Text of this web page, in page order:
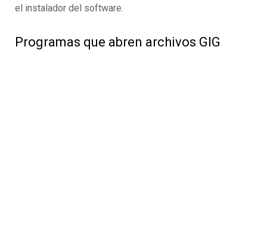
el instalador del software.
Programas que abren archivos GIG